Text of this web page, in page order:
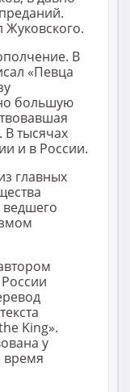
В
«Певца
большую
В тысячах
и в России.
главных
King».
у
время